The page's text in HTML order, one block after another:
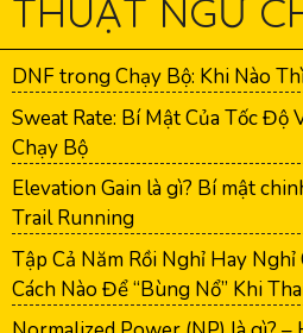
THUẬT NGỮ
DNF trong Chạy Bộ: Khi Nào
Sweat Rate: Bí Mật Của Tốc Độ
Chạy Bộ
Elevation Gain là gì? Bí mật
Trail Running
Tập Cả Năm Rồi Nghỉ Hay Nghỉ
Cách Nào Để “Bùng Nổ” Khi